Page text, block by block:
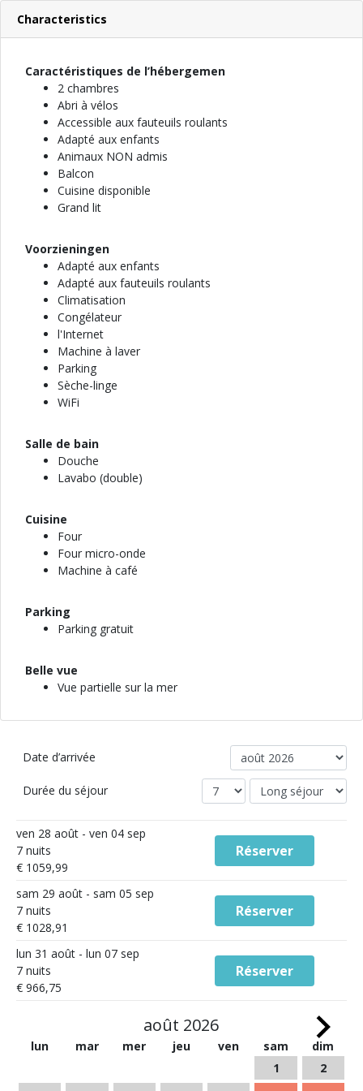
Characteristics
Caractéristiques de l’hébergemen
2 chambres
Abri à vélos
Accessible aux fauteuils roulants
Adapté aux enfants
Animaux NON admis
Balcon
Cuisine disponible
Grand lit
Voorzieningen
Adapté aux enfants
Adapté aux fauteuils roulants
Climatisation
Congélateur
l'Internet
Machine à laver
Parking
Sèche-linge
WiFi
Salle de bain
Douche
Lavabo (double)
Cuisine
Four
Four micro-onde
Machine à café
Parking
Parking gratuit
Belle vue
Vue partielle sur la mer
Date d’arrivée
Durée du séjour
ven 28 août - ven 04 sep
7 nuits
€ 1059,99
Réserver
sam 29 août - sam 05 sep
7 nuits
€ 1028,91
Réserver
lun 31 août - lun 07 sep
7 nuits
€ 966,75
Réserver
août 2026
lun mar mer jeu ven sam
dim
1
2